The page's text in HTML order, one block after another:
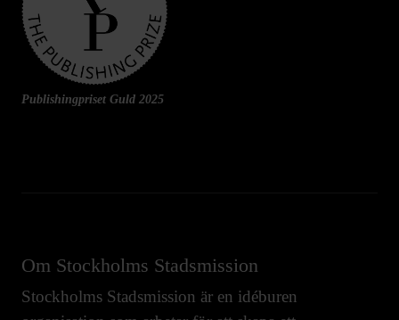
Publishingpriset Guld 2025
Om Stockholms Stadsmission
Stockholms Stadsmission är en idéburen